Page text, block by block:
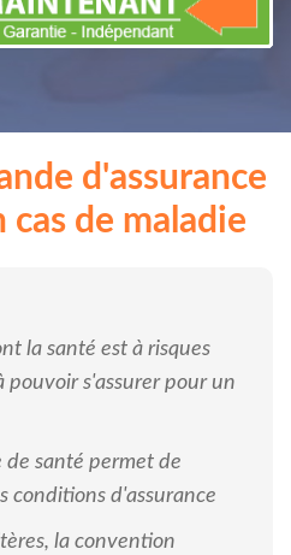
d'assurance
de maladie
la santé est à risques
pouvoir s'assurer pour un
de santé permet de
conditions d'assurance
la convention